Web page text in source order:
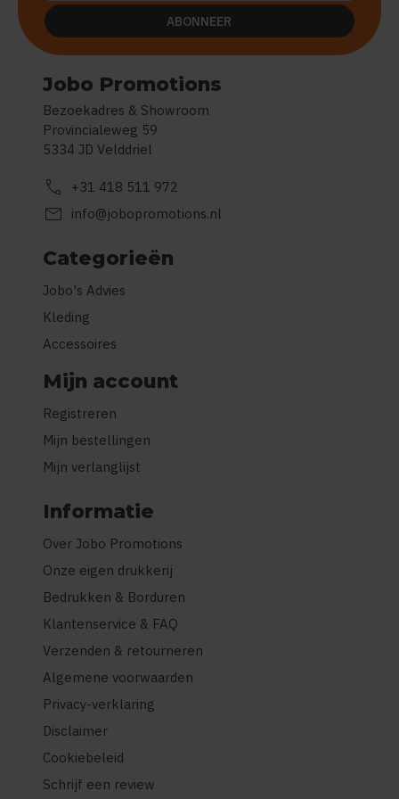
Jobo Promotions
Bezoekadres & Showroom
Provincialeweg 59
5334 JD Velddriel
call +31 418 511 972
mail info@jobopromotions.nl
Categorieën
Jobo's Advies
Kleding
Accessoires
Mijn account
Registreren
Mijn bestellingen
Mijn verlanglijst
Informatie
Over Jobo Promotions
Onze eigen drukkerij
Bedrukken & Borduren
Klantenservice & FAQ
Verzenden & retourneren
Algemene voorwaarden
Privacy-verklaring
Disclaimer
Cookiebeleid
Schrijf een review
ABONNEER